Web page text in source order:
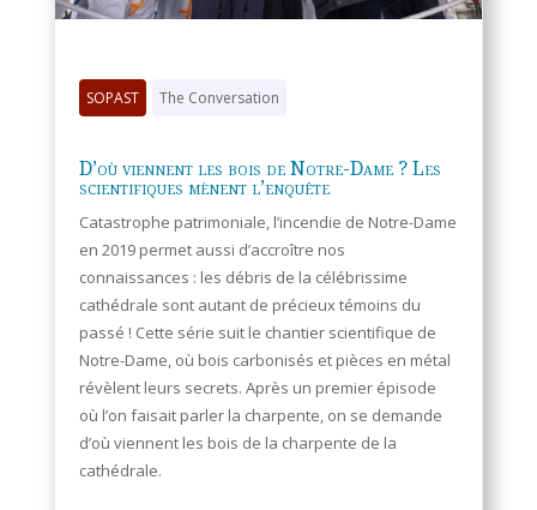
SOPAST The Conversation
D’où viennent les bois de Notre-Dame ? Les
scientifiques mènent l’enquête
Catastrophe patrimoniale, l’incendie de Notre-Dame
en 2019 permet aussi d’accroître nos
connaissances : les débris de la célébrissime
cathédrale sont autant de précieux témoins du
passé ! Cette série suit le chantier scientifique de
Notre-Dame, où bois carbonisés et pièces en métal
révèlent leurs secrets. Après un premier épisode
où l’on faisait parler la charpente, on se demande
d’où viennent les bois de la charpente de la
cathédrale.